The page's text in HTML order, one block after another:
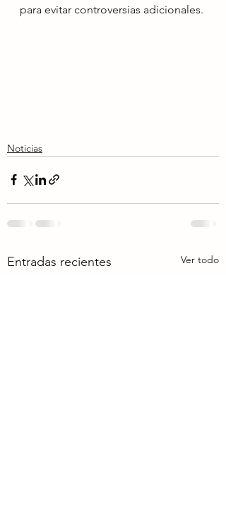
para evitar controversias adicionales.
Noticias
Entradas recientes Ver todo